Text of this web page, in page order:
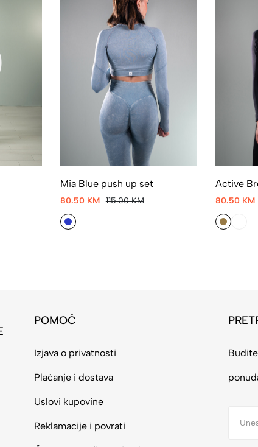
Mia Blue push up set
80.50 KM 115.00 KM
Active
80.50 KM
POMOĆ
Izjava o privatnosti
Plaćanje i dostava
Uslovi kupovine
Reklamacije i povrati